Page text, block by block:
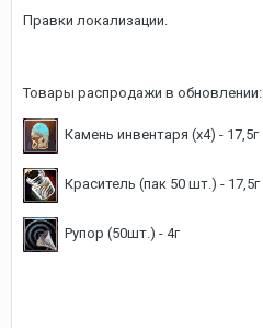
Правки локализации.
Товары распродажи в обновлении:
Камень инвентаря (х4) - 17,5г
Краситель (пак 50 шт.) - 17,5г
Рупор (50шт.) - 4г